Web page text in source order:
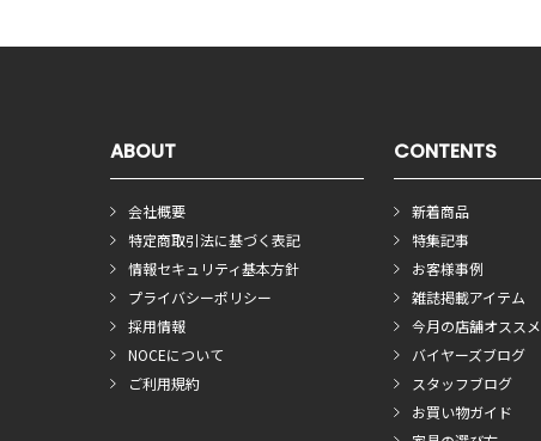
ABOUT
会社概要
特定商取引法に基づく表記
情報セキュリティ基本方針
プライバシーポリシー
採用情報
NOCEについて
ご利用規約
CONTENTS
新着商品
特集記事
お客様事例
雑誌掲載アイテム
今月の店舗オススメ
バイヤーズブログ
スタッフブログ
お買い物ガイド